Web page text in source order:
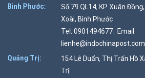
Bình Phước:
Số 79 QL14, KP. Xuân
Xoài, Bình Phước
Tel: 0901494677 . Email:
lienhe@indochinapost.com
Quảng Trị:
154 Lê Duẩn, Thị Trấn Hồ
Trị